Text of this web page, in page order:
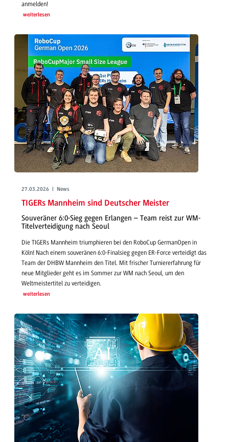
anmelden!
weiterlesen
27.03.2026 | News
TIGERs Mannheim sind Deutscher Meister
Souveräner 6:0-Sieg gegen Erlangen – Team reist zur WM-
Titelverteidigung nach Seoul
Die TIGERs Mannheim triumphieren bei den RoboCup GermanOpen in
Köln! Nach einem souveränen 6:0-Finalsieg gegen ER-Force verteidigt das
Team der DHBW Mannheim den Titel. Mit frischer Turniererfahrung für
neue Mitglieder geht es im Sommer zur WM nach Seoul, um den
Weltmeistertitel zu verteidigen.
weiterlesen